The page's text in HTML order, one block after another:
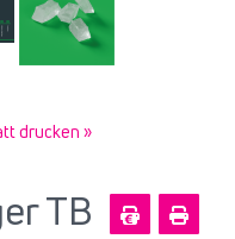
drucken »
TB